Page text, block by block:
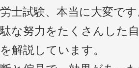
士試験、本当に大変で
な努力をたくさんした
解説しています。